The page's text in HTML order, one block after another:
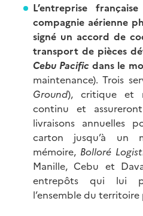
L’entreprise française
compagnie aérienne
signé un accord de
transport de pièces
Cebu Pacific dans le
maintenance). Trois
Ground), critique et
continu et
livraisons annuelles
carton jusqu’à un
mémoire, Bolloré
Manille, Cebu et
entrepôts qui lui
l’ensemble du